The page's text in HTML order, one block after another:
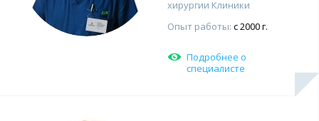
хирургии Клиники
Опыт работы: с 2000 г.
Подробнее о
специалисте